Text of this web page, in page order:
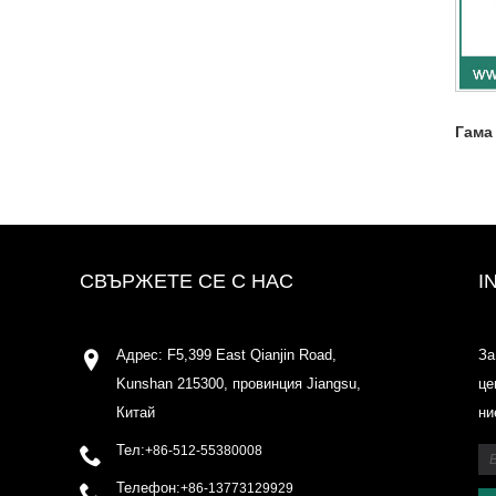
Гама
СВЪРЖЕТЕ СЕ С НАС
Адрес: F5,399 East Qianjin Road,
Kunshan 215300, провинция Jiangsu,
Китай
Тел:+86-512-55380008
Телефон:+86-13773129929